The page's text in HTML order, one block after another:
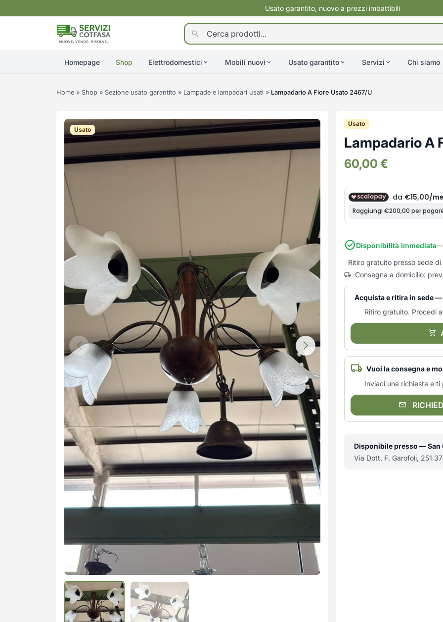
Usato garantito, nuovo a prezzi imbattibili
Homepage Shop Elettrodomestici Mobili nuovi Usato garantito Servizi Chi siamo
Home » Shop » Sezione usato garantito » Lampade e lampadari usati » Lampadario A Fiore Usato 2467/U
Usato
Usato
Lampadario A
60,00 €
Disponibilità immediata—
Ritiro gratuito presso sede
Consegna a domicilio:
Acquista e ritira in sede
Ritiro gratuito. Procedi
Vuoi la consegna e
Inviaci una richiesta e
Disponibile presso — San
Via Dott. F. Garofoli, 251